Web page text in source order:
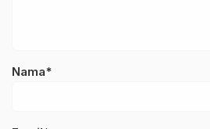
Nama*